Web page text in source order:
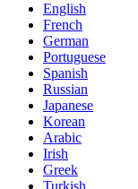
English
French
German
Portuguese
Spanish
Russian
Japanese
Korean
Arabic
Irish
Greek